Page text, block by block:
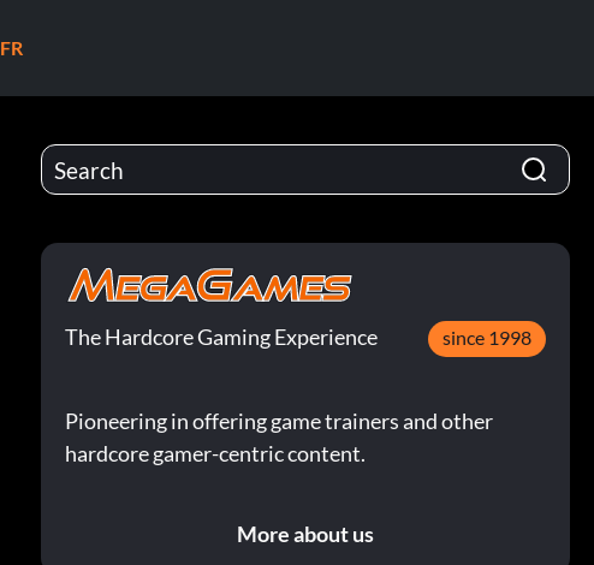
FR
The Hardcore Gaming Experience since 1998
Pioneering in offering game trainers and other
hardcore gamer-centric content.
More about us